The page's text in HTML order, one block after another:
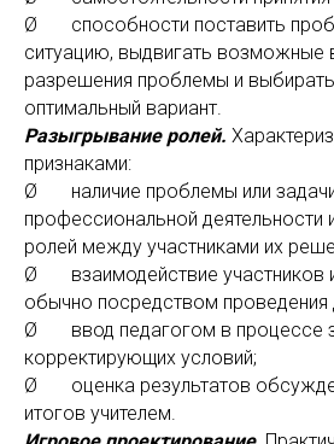
Ø способности поставить
ситуацию, выдвигать возможные
разрешения проблемы и
оптимальный вариант.
Разыгрывание ролей.
признаками:
Ø наличие проблемы или
профессиональной деятельности
ролей между участниками их
Ø взаимодействие участников
обычно посредством проведения
Ø ввод педагогом в процессе
корректирующих условий;
Ø оценка результатов
итогов учителем.